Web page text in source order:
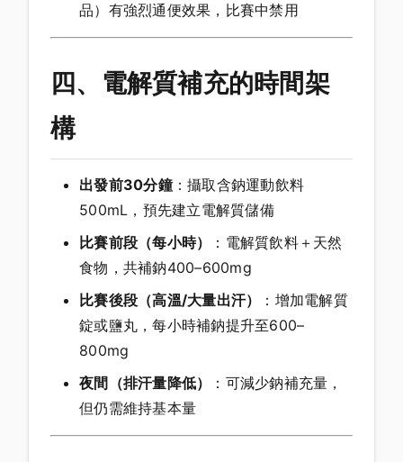
品）有強烈通便效果，比賽中禁用
四、電解質補充的時間架
構
出發前30分鐘：攝取含鈉運動飲料
500mL，預先建立電解質儲備
比賽前段（每小時）
：電解質飲料＋天然
食物，共補鈉400–600mg
比賽後段（高溫/大量出汗）
：增加電解質
錠或鹽丸，每小時補鈉提升至600–
800mg
夜間（排汗量降低）
：可減少鈉補充量，
但仍需維持基本量